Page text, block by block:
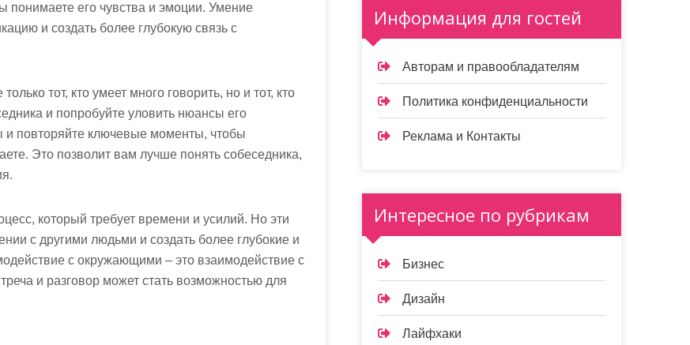
понимаете его чувства и эмоции. Умение
и создать более глубокую связь с
тот, кто умеет много говорить, но и тот, кто
и попробуйте уловить нюансы его
повторяйте ключевые моменты, чтобы
Это позволит вам лучше понять собеседника,
который требует времени и усилий. Но эти
с другими людьми и создать более глубокие и
с окружающими – это взаимодействие с
и разговор может стать возможностью для
Информация для гостей
Авторам и правообладателям
Политика конфиденциальности
Реклама и Контакты
Интересное по рубрикам
Бизнес
Дизайн
Лайфхаки